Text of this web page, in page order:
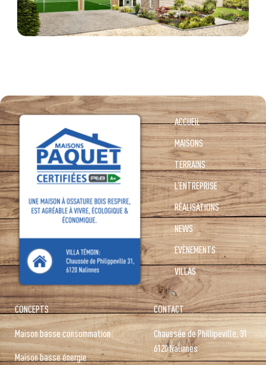
ACCUEIL
MAISONS
TERRAINS
L’ENTREPRISE
RÉALISATIONS
NEWS
EVÈNEMENTS
VILLAS
CONCEPTS
Maison basse consommation
Maison basse énergie
CONTACT
Chaussée de Phillipeville, 31
6120 Nalinnes